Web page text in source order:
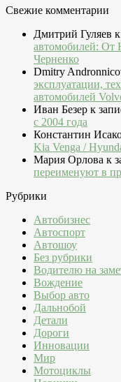
Свежие комментарии
Дмитрий Гуляев
автомобилей: От
Черненко
Dmitry
эксплуатации,
автомобилей
Иван Безер к
c 2004 года
Константин
Kia Venga /
Мария Орлова к
переименуют в
Рубрики
Автобизнес
Автоспорт
Автошоу
Без рубрики
Водителю на
Вождение
Выбор авто
Дальнобой
Детали
Дороги
Инновации
Мир
Мотоциклы